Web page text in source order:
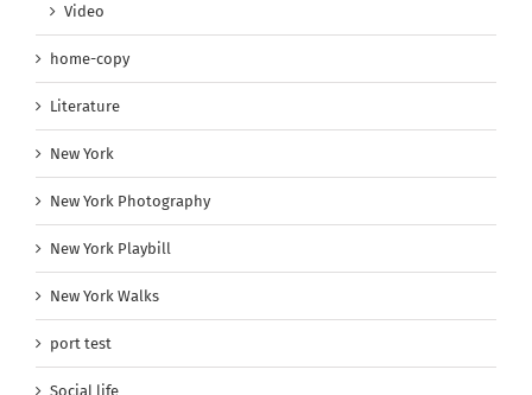
Video
home-copy
Literature
New York
New York Photography
New York Playbill
New York Walks
port test
Social life